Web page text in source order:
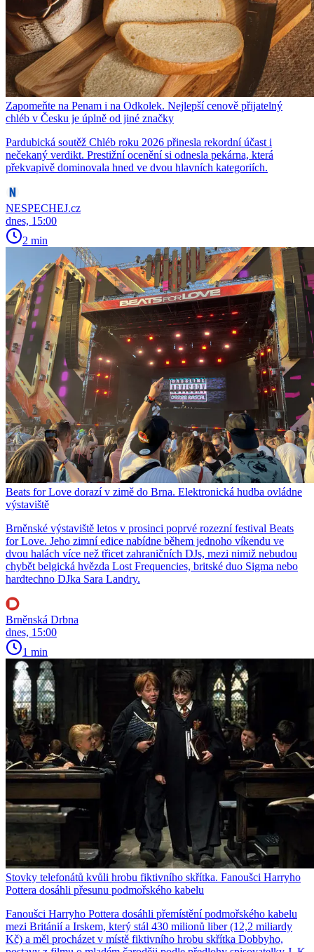
Zapomeňte na Penam i na Odkolek. Nejlepší cenově přijatelný
chléb v Česku je úplně od jiné značky
Pardubická soutěž Chléb roku 2026 přinesla rekordní účast i
nečekaný verdikt. Prestižní ocenění si odnesla pekárna, která
překvapivě dominovala hned ve dvou hlavních kategoriích.
NESPECHEJ.cz
dnes, 15:00
2 min
Beats for Love dorazí v zimě do Brna. Elektronická hudba ovládne
výstaviště
Brněnské výstaviště letos v prosinci poprvé rozezní festival Beats
for Love. Jeho zimní edice nabídne během jednoho víkendu ve
dvou halách více než třicet zahraničních DJs, mezi nimiž nebudou
chybět belgická hvězda Lost Frequencies, britské duo Sigma nebo
hardtechno DJka Sara Landry.
Brněnská Drbna
dnes, 15:00
1 min
Stovky telefonátů kvůli hrobu fiktivního skřítka. Fanoušci Harryho
Pottera dosáhli přesunu podmořského kabelu
Fanoušci Harryho Pottera dosáhli přemístění podmořského kabelu
mezi Británií a Irskem, který stál 430 milionů liber (12,2 miliardy
Kč) a měl procházet v místě fiktivního hrobu skřítka Dobbyho,